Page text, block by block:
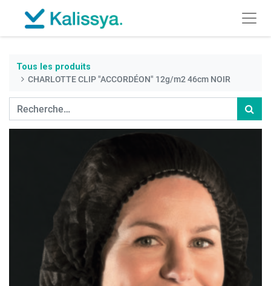
Tous les produits
CHARLOTTE CLIP "ACCORDÉON" 12g/m2 46cm NOIR